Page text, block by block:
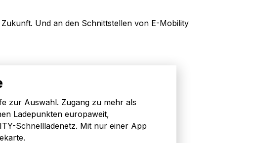
Und an den Schnittstellen von E-Mobility
zur Auswahl. Zugang zu mehr als
Ladepunkten europaweit,
Schnellladenetz. Mit nur einer App